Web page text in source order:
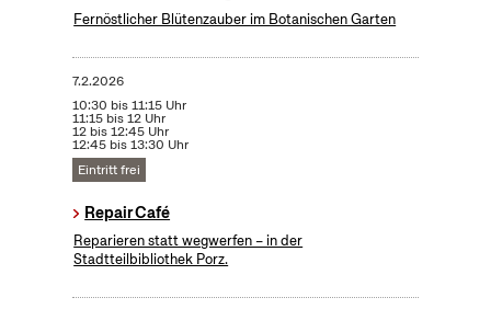
Fernöstlicher Blütenzauber im Botanischen Garten
7.2.2026
10:30 bis 11:15 Uhr
11:15 bis 12 Uhr
12 bis 12:45 Uhr
12:45 bis 13:30 Uhr
Eintritt frei
Repair Café
Reparieren statt wegwerfen – in der
Stadtteilbibliothek Porz.